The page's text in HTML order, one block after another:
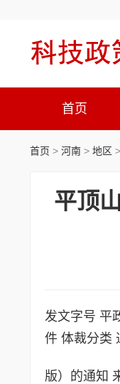
首页
首页 > 河南 > 地区 >
平顶
发文字号 平
件 体裁分类
版）的通知